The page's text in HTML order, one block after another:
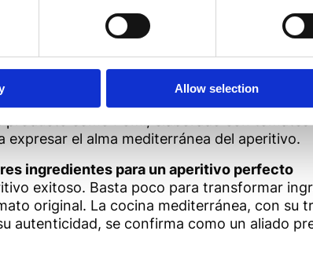
Allow selection
salada perfecta para el aperitivo,
divertidas y sabrosas, ideales
la forma, al color, hasta el aroma.
producto como Pomì, elaborado con
el alma mediterránea del aperitivo.
ingredientes para un aperitivo perfecto
exitoso. Basta poco para transformar
original. La cocina mediterránea, con su
autenticidad, se confirma como un aliado